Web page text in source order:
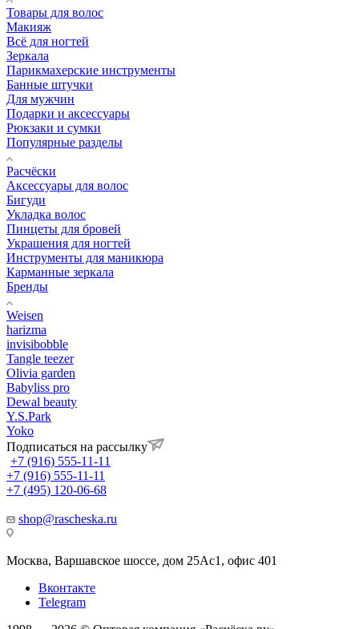
Товары для волос
Макияж
Всё для ногтей
Зеркала
Парикмахерские инструменты
Банные штучки
Для мужчин
Подарки и аксессуары
Рюкзаки и сумки
Популярные разделы
Расчёски
Аксессуары для волос
Бигуди
Укладка волос
Пинцеты для бровей
Украшения для ногтей
Инструменты для маникюра
Карманные зеркала
Бренды
Weisen
harizma
invisibobble
Tangle teezer
Olivia garden
Babyliss pro
Dewal beauty
Y.S.Park
Yoko
Подписаться на рассылку
+7 (916) 555-11-11
+7 (916) 555-11-11
+7 (495) 120-06-68
shop@rascheska.ru
Москва, Варшавское шоссе, дом 25Аc1, офис 401
Вконтакте
Telegram